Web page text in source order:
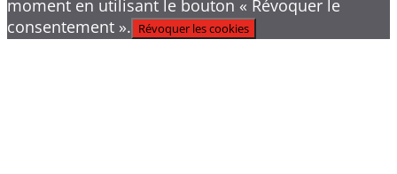
moment en utilisant le bouton « Révoquer le
consentement ». Révoquer les cookies